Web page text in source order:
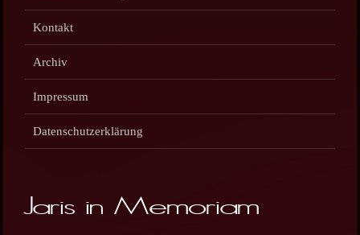
Kontakt
Archiv
Impressum
Datenschutzerklärung
Jaris in Memoriam